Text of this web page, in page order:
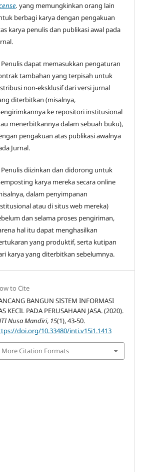
. yang memungkinkan orang lain
berbagi karya dengan pengakuan
karya penulis dan publikasi awal pada
Penulis dapat memasukkan pengaturan
tambahan yang terpisah untuk
non-eksklusif dari versi jurnal
diterbitkan (misalnya,
ke repositori institusional
menerbitkannya dalam sebuah buku),
pengakuan atas publikasi awalnya
Jurnal.
Penulis diizinkan dan didorong untuk
karya mereka secara online
dalam penyimpanan
atau di situs web mereka)
dan selama proses pengiriman,
hal itu dapat menghasilkan
yang produktif, serta kutipan
karya yang diterbitkan sebelumnya.
to Cite
BANGUN SISTEM INFORMASI
KECIL PADA PERUSAHAAN JASA. (2020).
Nusa Mandiri, 15(1), 43-50.
doi.org/10.33480/inti.v15i1.1413
More Citation Formats